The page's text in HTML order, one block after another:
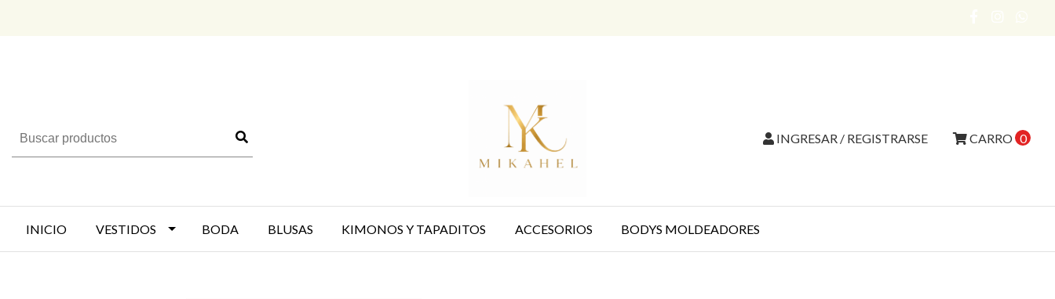
CARRO 0
INGRESAR / REGISTRARSE
INICIO VESTIDOS BODA BLUSAS KIMONOS Y TAPADITOS ACCESORIOS BODYS MOLDEADORES